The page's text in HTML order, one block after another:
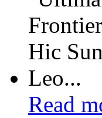
Read